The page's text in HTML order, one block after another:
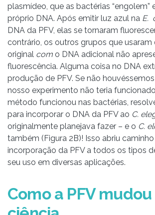
plasmídeo, que as bactérias “engolem”
próprio DNA. Após emitir luz azul na E.
DNA da PFV, elas se tornaram
contrário, os outros grupos que usaram
original com o DNA adicional não
fluorescência. Alguma coisa no DNA
produção de PFV. Se não houvéssemos
nosso experimento não teria
método funcionou nas bactérias,
para incorporar o DNA da PFV ao C.
originalmente planejava fazer – e o C.
também (Figura 2B)! Isso abriu
incorporação da PFV a todos os tipos
seu uso em diversas aplicações.
Como a PFV mudou